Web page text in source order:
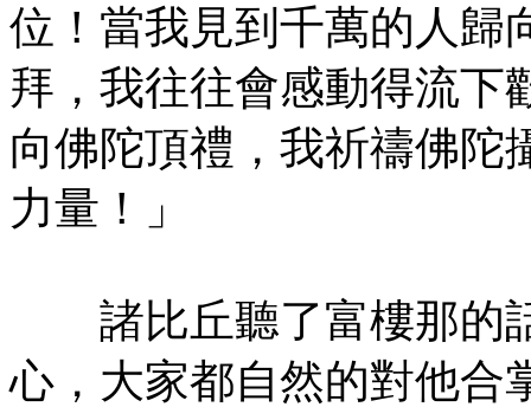
位！當我見到千萬的人歸
拜，我往往會感動得流下
向佛陀頂禮，我祈禱佛陀
力量！」
諸比丘聽了富樓那的
心，大家都自然的對他合